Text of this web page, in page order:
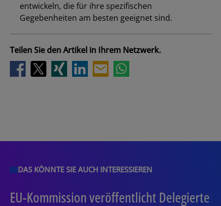
entwickeln, die für ihre spezifischen
Gegebenheiten am besten geeignet sind.
Teilen Sie den Artikel in Ihrem Netzwerk.
DAS KÖNNTE SIE AUCH INTERESSIEREN
EU-Kommission veröffentlicht Delegierte
Los